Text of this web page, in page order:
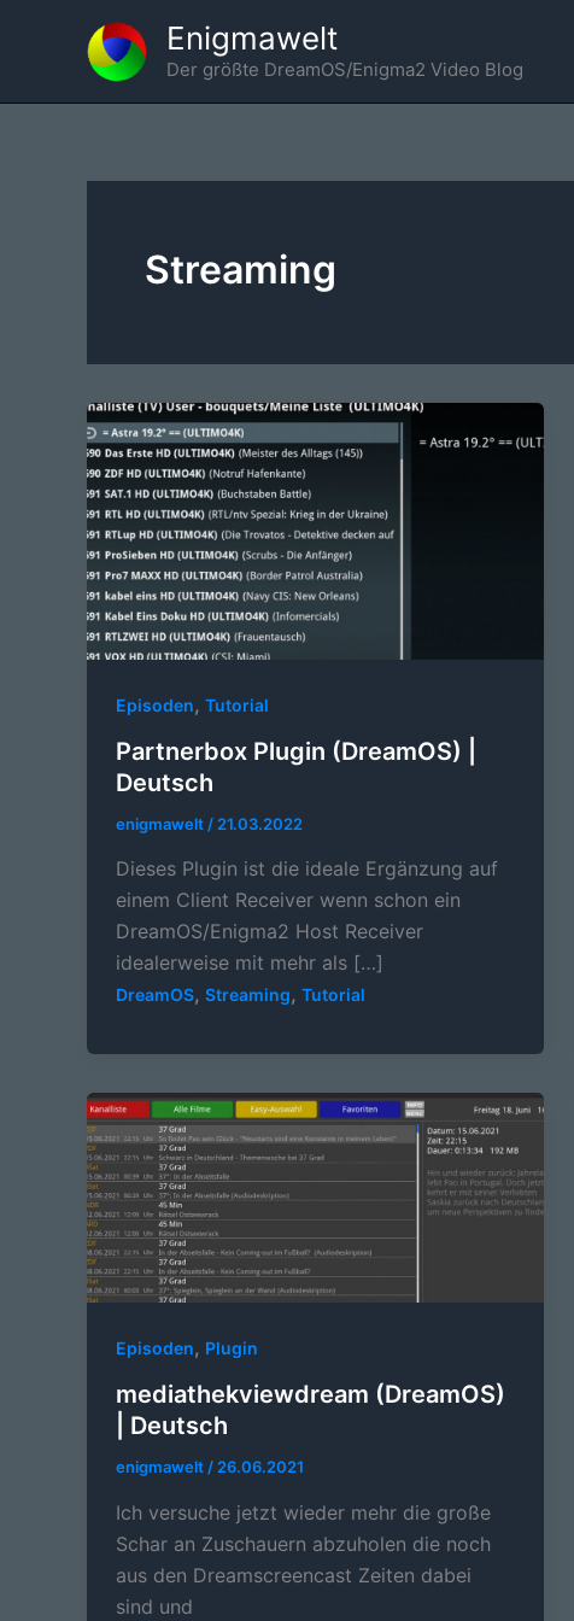
Enigmawelt
Der größte DreamOS/Enigma2 Video Blog
Streaming
Episoden, Tutorial
Partnerbox Plugin (DreamOS) |
Deutsch
enigmawelt / 21.03.2022
Dieses Plugin ist die ideale Ergänzung auf
einem Client Receiver wenn schon ein
DreamOS/Enigma2 Host Receiver
idealerweise mit mehr als […]
DreamOS, Streaming, Tutorial
Episoden, Plugin
mediathekviewdream (DreamOS)
| Deutsch
enigmawelt / 26.06.2021
Ich versuche jetzt wieder mehr die große
Schar an Zuschauern abzuholen die noch
aus den Dreamscreencast Zeiten dabei
sind und